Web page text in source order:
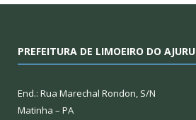
PREFEITURA DE LIMOEIRO DO AJURU
End.: Rua Marechal Rondon, S/N
Matinha – PA